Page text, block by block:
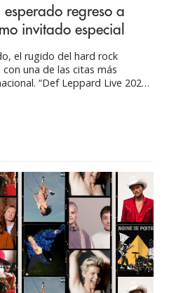
regreso a
invitado especial
el rugido del hard rock
una de las citas más
“Def Leppard Live 2026”
Def Leppard, quienes serán